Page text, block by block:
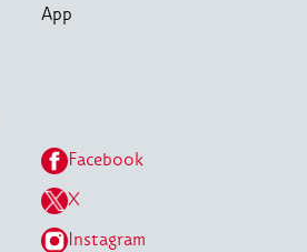
App
Facebook
X
Instagram